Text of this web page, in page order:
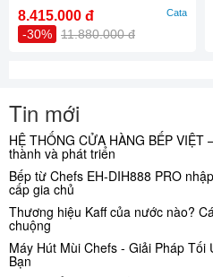
8.415.000 đ
-30% 11.880.000 đ
Cata
Tin mới
HỆ THỐNG CỬA HÀNG BẾP VIỆT
thành và phát triển
Bếp từ Chefs EH-DIH888 PRO
cấp gia chủ
Thương hiệu Kaff của nước nào?
chuộng
Máy Hút Mùi Chefs - Giải Pháp
Bạn